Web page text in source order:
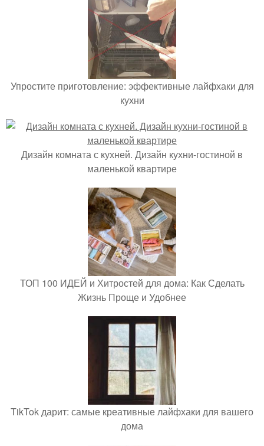
Упростите приготовление: эффективные лайфхаки для
кухни
Дизайн комната с кухней. Дизайн кухни-гостиной в
маленькой квартире
ТОП 100 ИДЕЙ и Хитростей для дома: Как Сделать
Жизнь Проще и Удобнее
TikTok дарит: самые креативные лайфхаки для вашего
дома